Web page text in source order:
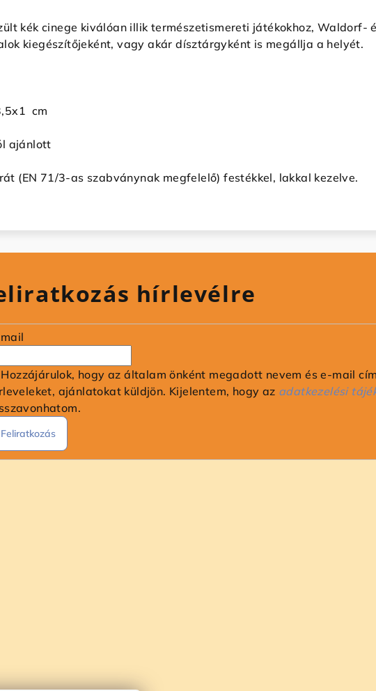
kék cinege kiválóan illik természetismereti játékokhoz, Waldorf-
kiegészítőjeként, vagy akár dísztárgyként is megállja a helyét.
cm
ajánlott
(EN 71/3-as szabványnak megfelelő) festékkel, lakkal kezelve.
hírlevélre
Hozzájárulok, hogy az általam önként megadott nevem és e-mail
ajánlatokat küldjön. Kijelentem, hogy az adatkezelési
Feliratkozás